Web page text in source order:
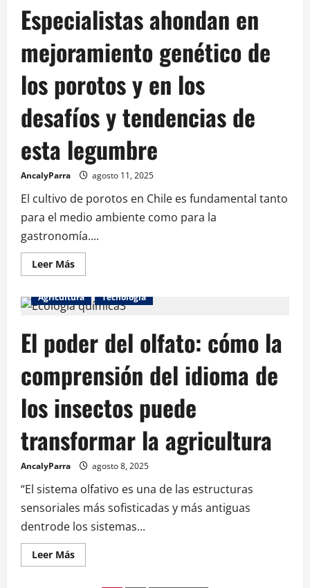
Especialistas ahondan en
mejoramiento genético de
los porotos y en los
desafíos y tendencias de
esta legumbre
AncalyParra agosto 11, 2025
El cultivo de porotos en Chile es fundamental tanto
para el medio ambiente como para la
gastronomía....
Leer Más
Agricultura Tecnología
El poder del olfato: cómo la
comprensión del idioma de
los insectos puede
transformar la agricultura
AncalyParra agosto 8, 2025
“El sistema olfativo es una de las estructuras
sensoriales más sofisticadas y más antiguas
dentrode los sistemas...
Leer Más